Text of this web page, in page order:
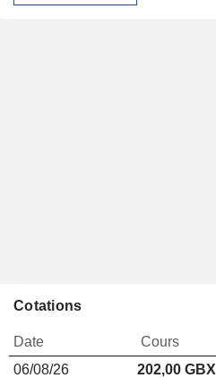
Cotations
Date Cours
06/08/26
202,00 GBX